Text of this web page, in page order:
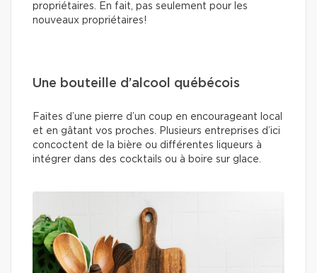
propriétaires. En fait, pas seulement pour les
nouveaux propriétaires!
Une bouteille d’alcool québécois
Faites d’une pierre d’un coup en encourageant local
et en gâtant vos proches. Plusieurs entreprises d’ici
concoctent de la bière ou différentes liqueurs à
intégrer dans des cocktails ou à boire sur glace.